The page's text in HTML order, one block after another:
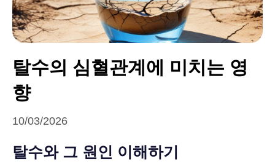
탈수의 심혈관계에 미치는 영
향
10/03/2026
탈수와 그 원인 이해하기